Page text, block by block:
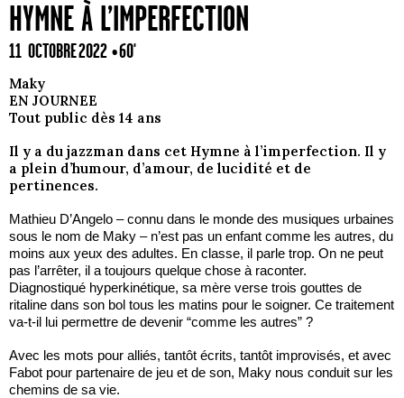
HYMNE À L’IMPERFECTION
11 OCTOBRE 2022 • 60'
Maky
EN JOURNEE
Tout public dès 14 ans
Il y a du jazzman dans cet Hymne à l’imperfection. Il y
a plein d’humour, d’amour, de lucidité et de
pertinences.
Mathieu D’Angelo – connu dans le monde des musiques urbaines
sous le nom de Maky – n’est pas un enfant comme les autres, du
moins aux yeux des adultes. En classe, il parle trop. On ne peut
pas l’arrêter, il a toujours quelque chose à raconter.
Diagnostiqué hyperkinétique, sa mère verse trois gouttes de
ritaline dans son bol tous les matins pour le soigner. Ce traitement
va-t-il lui permettre de devenir “comme les autres” ?
Avec les mots pour alliés, tantôt écrits, tantôt improvisés, et avec
Fabot pour partenaire de jeu et de son, Maky nous conduit sur les
chemins de sa vie.